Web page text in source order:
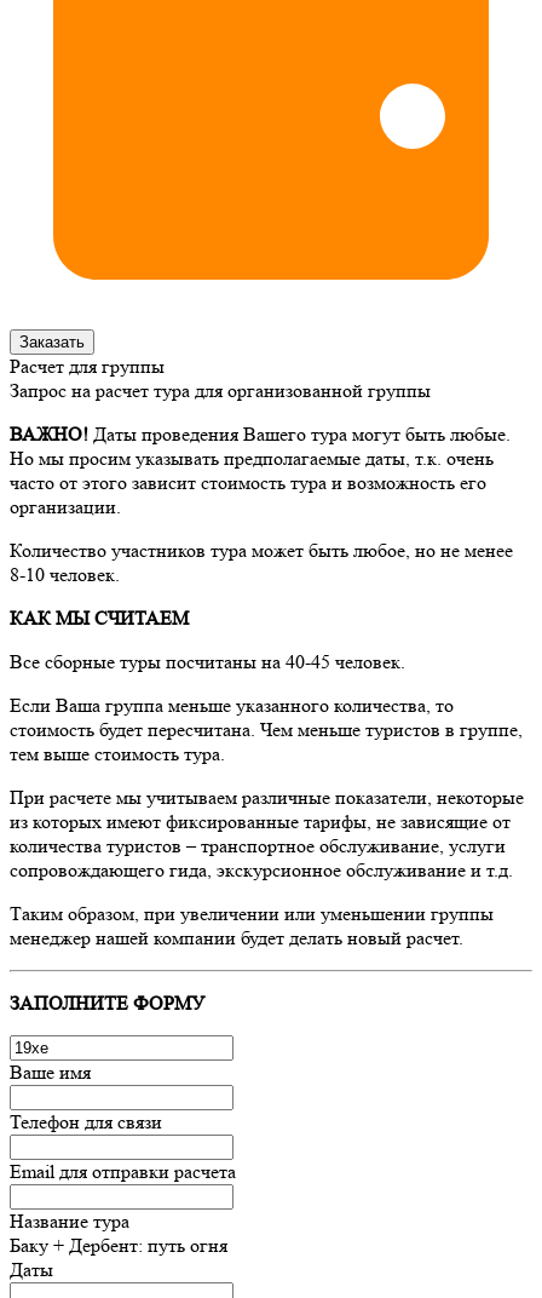
Заказать
Расчет для группы
Запрос на расчет тура для организованной группы
ВАЖНО! Даты проведения Вашего тура могут быть любые.
Но мы просим указывать предполагаемые даты, т.к. очень
часто от этого зависит стоимость тура и возможность его
организации.
Количество участников тура может быть любое, но не менее
8-10 человек.
КАК МЫ СЧИТАЕМ
Все сборные туры посчитаны на 40-45 человек.
Если Ваша группа меньше указанного количества, то
стоимость будет пересчитана. Чем меньше туристов в группе,
тем выше стоимость тура.
При расчете мы учитываем различные показатели, некоторые
из которых имеют фиксированные тарифы, не зависящие от
количества туристов – транспортное обслуживание, услуги
сопровождающего гида, экскурсионное обслуживание и т.д.
Таким образом, при увеличении или уменьшении группы
менеджер нашей компании будет делать новый расчет.
ЗАПОЛНИТЕ ФОРМУ
Ваше имя
Телефон для связи
Email для отправки расчета
Название тура
Баку + Дербент: путь огня
Даты